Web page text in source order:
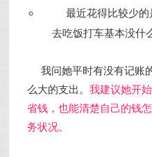
最近花得比较少
去吃饭打车基本没什
我问她平时有没有记账
么大的支出。我建议她开
省钱，也能清楚自己的钱
务状况。